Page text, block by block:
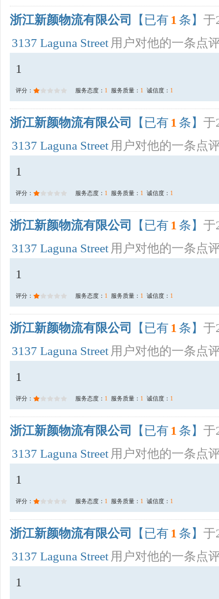
浙江新颜物流有限公司 【已有 1 条】 于
3137 Laguna Street 用户对他的一条点
1
评分： 服务态度： 1 服务质量： 1 诚信度： 1
浙江新颜物流有限公司 【已有 1 条】 于
3137 Laguna Street 用户对他的一条点
1
评分： 服务态度： 1 服务质量： 1 诚信度： 1
浙江新颜物流有限公司 【已有 1 条】 于
3137 Laguna Street 用户对他的一条点
1
评分： 服务态度： 1 服务质量： 1 诚信度： 1
浙江新颜物流有限公司 【已有 1 条】 于
3137 Laguna Street 用户对他的一条点
1
评分： 服务态度： 1 服务质量： 1 诚信度： 1
浙江新颜物流有限公司 【已有 1 条】 于
3137 Laguna Street 用户对他的一条点
1
评分： 服务态度： 1 服务质量： 1 诚信度： 1
浙江新颜物流有限公司 【已有 1 条】 于
3137 Laguna Street 用户对他的一条点
1